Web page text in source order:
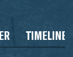
TIMELINE